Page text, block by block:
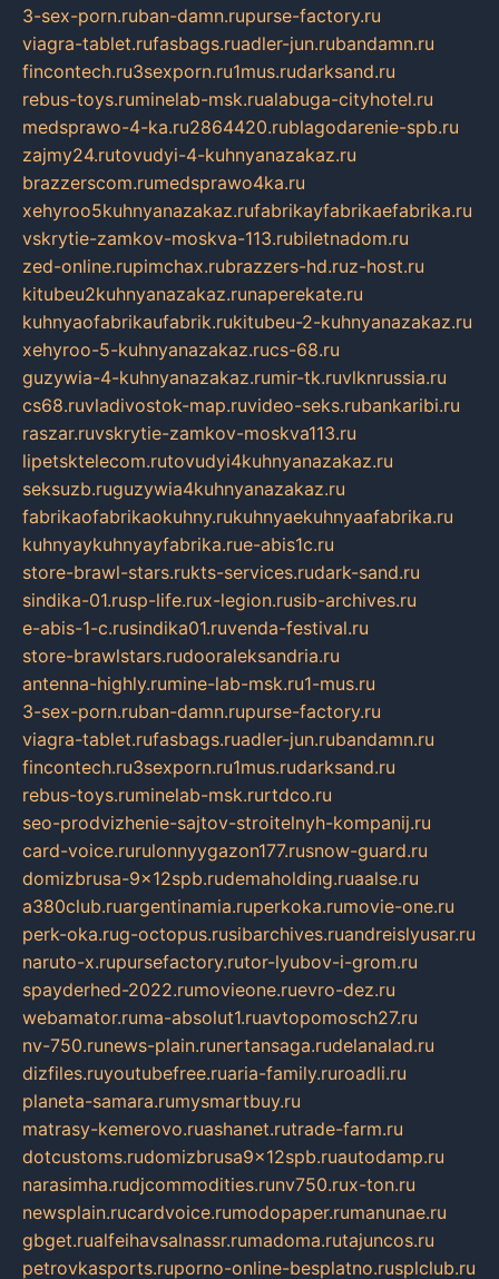
3-sex-porn.ruban-damn.rupurse-factory.ru
viagra-tablet.rufasbags.ruadler-jun.rubandamn.ru
fincontech.ru3sexporn.ru1mus.rudarksand.ru
rebus-toys.ruminelab-msk.rualabuga-cityhotel.ru
medsprawo-4-ka.ru2864420.rublagodarenie-spb.ru
zajmy24.rutovudyi-4-kuhnyanazakaz.ru
brazzerscom.rumedsprawo4ka.ru
xehyroo5kuhnyanazakaz.rufabrikayfabrikaefabrika.ru
vskrytie-zamkov-moskva-113.rubiletnadom.ru
zed-online.rupimchax.rubrazzers-hd.ruz-host.ru
kitubeu2kuhnyanazakaz.runaperekate.ru
kuhnyaofabrikaufabrik.rukitubeu-2-kuhnyanazakaz.ru
xehyroo-5-kuhnyanazakaz.rucs-68.ru
guzywia-4-kuhnyanazakaz.rumir-tk.ruvlknrussia.ru
cs68.ruvladivostok-map.ruvideo-seks.rubankaribi.ru
raszar.ruvskrytie-zamkov-moskva113.ru
lipetsktelecom.rutovudyi4kuhnyanazakaz.ru
seksuzb.ruguzywia4kuhnyanazakaz.ru
fabrikaofabrikaokuhny.rukuhnyaekuhnyaafabrika.ru
kuhnyaykuhnyayfabrika.rue-abis1c.ru
store-brawl-stars.rukts-services.rudark-sand.ru
sindika-01.rusp-life.rux-legion.rusib-archives.ru
e-abis-1-c.rusindika01.ruvenda-festival.ru
store-brawlstars.rudooraleksandria.ru
antenna-highly.rumine-lab-msk.ru1-mus.ru
3-sex-porn.ruban-damn.rupurse-factory.ru
viagra-tablet.rufasbags.ruadler-jun.rubandamn.ru
fincontech.ru3sexporn.ru1mus.rudarksand.ru
rebus-toys.ruminelab-msk.rurtdco.ru
seo-prodvizhenie-sajtov-stroitelnyh-kompanij.ru
card-voice.rurulonnyygazon177.rusnow-guard.ru
domizbrusa-9x12spb.rudemaholding.ruaalse.ru
a380club.ruargentinamia.ruperkoka.rumovie-one.ru
perk-oka.rug-octopus.rusibarchives.ruandreislyusar.ru
naruto-x.rupursefactory.rutor-lyubov-i-grom.ru
spayderhed-2022.rumovieone.ruevro-dez.ru
webamator.ruma-absolut1.ruavtopomosch27.ru
nv-750.runews-plain.runertansaga.rudelanalad.ru
dizfiles.ruyoutubefree.ruaria-family.ruroadli.ru
planeta-samara.rumysmartbuy.ru
matrasy-kemerovo.ruashanet.rutrade-farm.ru
dotcustoms.rudomizbrusa9x12spb.ruautodamp.ru
narasimha.rudjcommodities.runv750.rux-ton.ru
newsplain.rucardvoice.rumodopaper.rumanunae.ru
gbget.rualfeihavsalnassr.rumadoma.rutajuncos.ru
petrovkasports.ruporno-online-besplatno.rusplclub.ru